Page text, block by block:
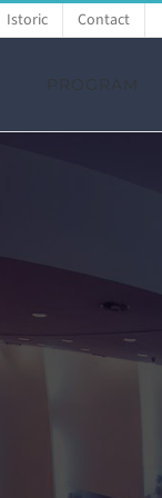
Istoric Contact
PROGRAM